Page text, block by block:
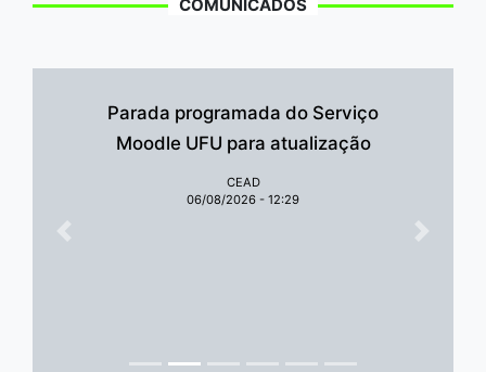
COMUNICADOS
Parada programada do Serviço
Moodle UFU para atualização
CEAD
06/08/2026 - 12:29
Anterior